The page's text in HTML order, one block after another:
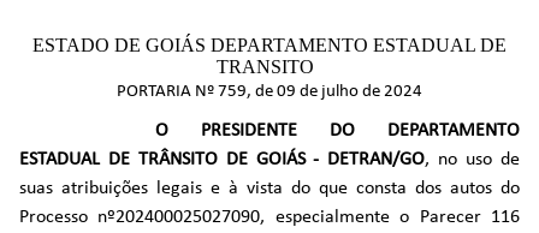
ESTADO DE GOIÁS DEPARTAMENTO ESTADUAL DE
TRANSITO
PORTARIA Nº 759, de 09 de julho de 2024
O PRESIDENTE DO DEPARTAMENTO
ESTADUAL DE TRÂNSITO DE GOIÁS - DETRAN/GO, no uso de
suas atribuições legais e à vista do que consta dos autos do
Processo nº202400025027090, especialmente o Parecer 116